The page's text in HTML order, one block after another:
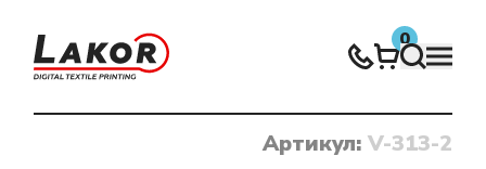
0
Нічого не знайдено
Артикул: V-313-2